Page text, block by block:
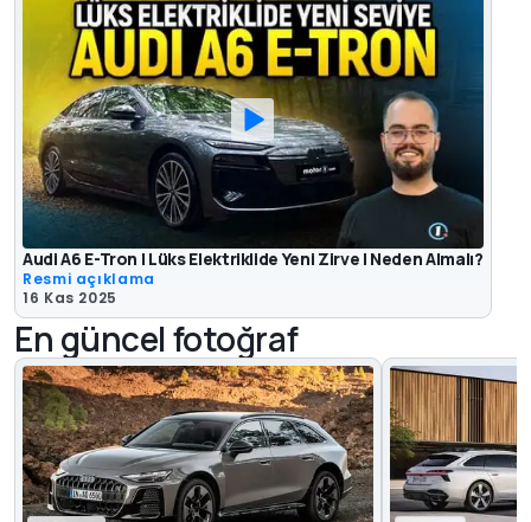
Audi A6 E-Tron | Lüks Elektriklide Yeni Zirve | Neden Almalı?
Resmi açıklama
16 Kas 2025
En güncel fotoğraf